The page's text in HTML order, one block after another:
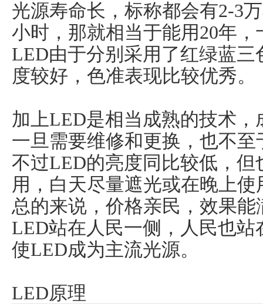
光源寿命长，标称都会有2-3
小时，那就相当于能用20年，
LED由于分别采用了红绿蓝
度较好，色准表现比较优秀。
加上LED是相当成熟的技术
一旦需要维修和更换，也不
不过LED的亮度同比较低，
用，白天尽量遮光或在晚上
总的来说，价格亲民，效果
LED站在人民一侧，人民也
使LED成为主流光源。
LED原理